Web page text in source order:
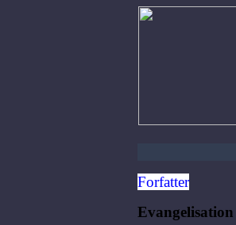
Forfatter
Evangelisation